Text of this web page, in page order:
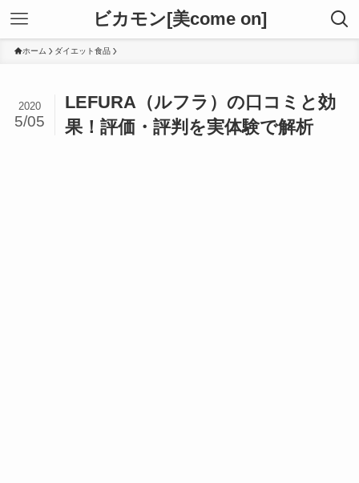
ビカモン[美come on]
ホーム ダイエット食品
LEFURA（ルフラ）の口コミと効
果！評価・評判を実体験で解析
2020
5/05